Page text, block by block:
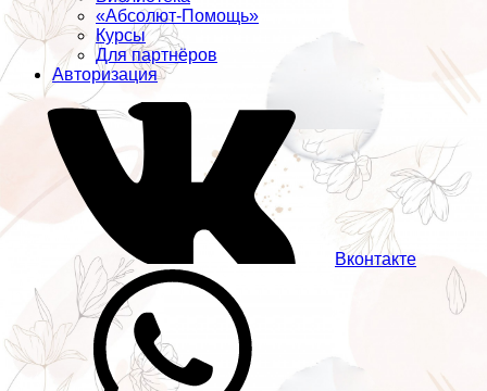
«Абсолют-Помощь»
Курсы
Для партнёров
Авторизация
Вконтакте